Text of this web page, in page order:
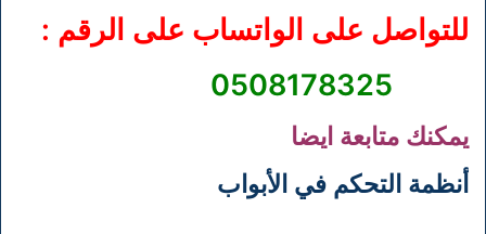
للتواصل على الواتساب على الرقم :
يمكنك متابعة ايضا
أنظمة التحكم في الأبواب